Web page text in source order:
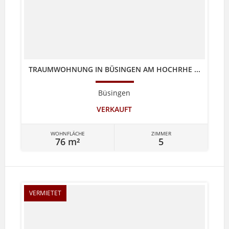
TRAUMWOHNUNG IN BÜSINGEN AM HOCHRHE ...
Büsingen
VERKAUFT
WOHNFLÄCHE
76 m²
ZIMMER
5
VERMIETET